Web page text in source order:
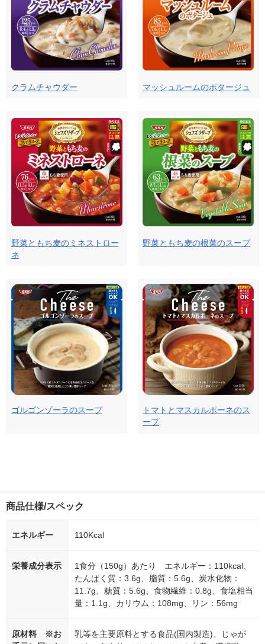
クラムチャウダー マッシュルームのポタージュ
野菜ともち麦のミネストロー
ネ
野菜ともち麦の根菜のスープ
ゴルゴンゾーラのスープ
トマトとマスカルポーネのス
ープ
商品仕様/スペック
エネルギー 110Kcal
栄養成分表示
1食分（150g）あたり エネルギー：110kcal、
たんぱく質：3.6g、脂質：5.6g、炭水化物：
11.7g、糖質：5.6g、食物繊維：0.8g、食塩相当
量：1.1g、カリウム：108mg、リン：56mg
原材料 ※お
乳等を主要原料とする食品(国内製造)、じゃが